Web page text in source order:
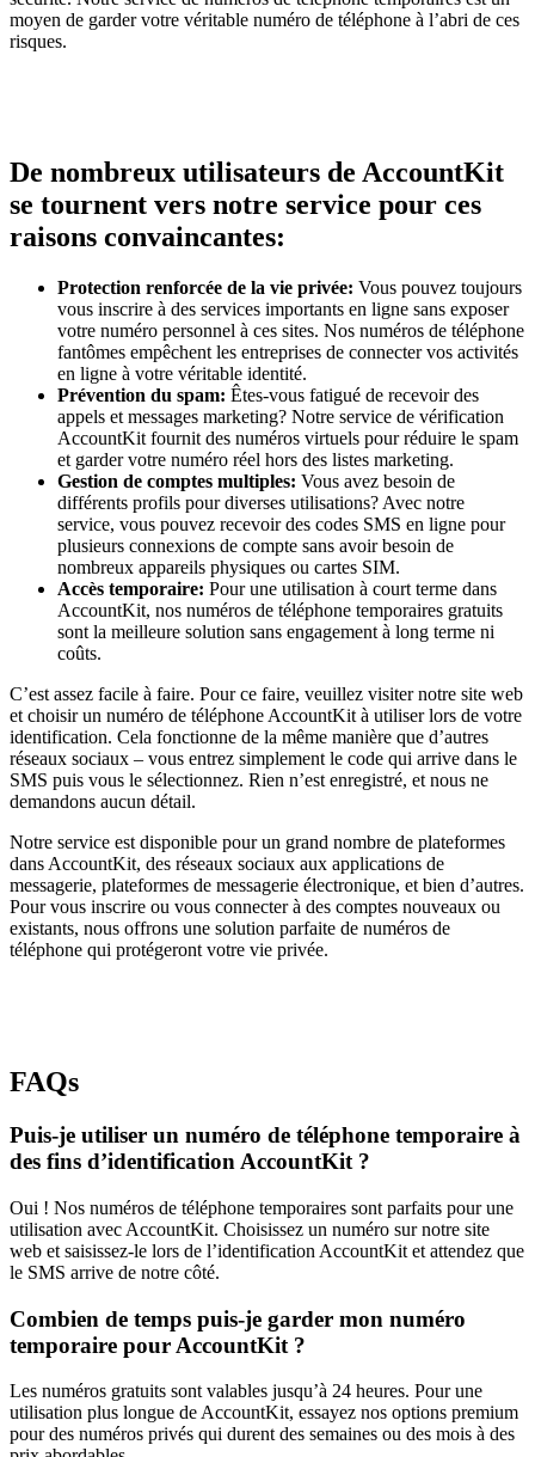
moyen de garder votre véritable numéro de téléphone à l’abri de ces
risques.
De nombreux utilisateurs de AccountKit
se tournent vers notre service pour ces
raisons convaincantes:
Protection renforcée de la vie privée: Vous pouvez toujours
vous inscrire à des services importants en ligne sans exposer
votre numéro personnel à ces sites. Nos numéros de téléphone
fantômes empêchent les entreprises de connecter vos activités
en ligne à votre véritable identité.
Prévention du spam: Êtes-vous fatigué de recevoir des
appels et messages marketing? Notre service de vérification
AccountKit fournit des numéros virtuels pour réduire le spam
et garder votre numéro réel hors des listes marketing.
Gestion de comptes multiples: Vous avez besoin de
différents profils pour diverses utilisations? Avec notre
service, vous pouvez recevoir des codes SMS en ligne pour
plusieurs connexions de compte sans avoir besoin de
nombreux appareils physiques ou cartes SIM.
Accès temporaire: Pour une utilisation à court terme dans
AccountKit, nos numéros de téléphone temporaires gratuits
sont la meilleure solution sans engagement à long terme ni
coûts.
C’est assez facile à faire. Pour ce faire, veuillez visiter notre site web
et choisir un numéro de téléphone AccountKit à utiliser lors de votre
identification. Cela fonctionne de la même manière que d’autres
réseaux sociaux – vous entrez simplement le code qui arrive dans le
SMS puis vous le sélectionnez. Rien n’est enregistré, et nous ne
demandons aucun détail.
Notre service est disponible pour un grand nombre de plateformes
dans AccountKit, des réseaux sociaux aux applications de
messagerie, plateformes de messagerie électronique, et bien d’autres.
Pour vous inscrire ou vous connecter à des comptes nouveaux ou
existants, nous offrons une solution parfaite de numéros de
téléphone qui protégeront votre vie privée.
FAQs
Puis-je utiliser un numéro de téléphone temporaire à
des fins d’identification AccountKit ?
Oui ! Nos numéros de téléphone temporaires sont parfaits pour une
utilisation avec AccountKit. Choisissez un numéro sur notre site
web et saisissez-le lors de l’identification AccountKit et attendez que
le SMS arrive de notre côté.
Combien de temps puis-je garder mon numéro
temporaire pour AccountKit ?
Les numéros gratuits sont valables jusqu’à 24 heures. Pour une
utilisation plus longue de AccountKit, essayez nos options premium
pour des numéros privés qui durent des semaines ou des mois à des